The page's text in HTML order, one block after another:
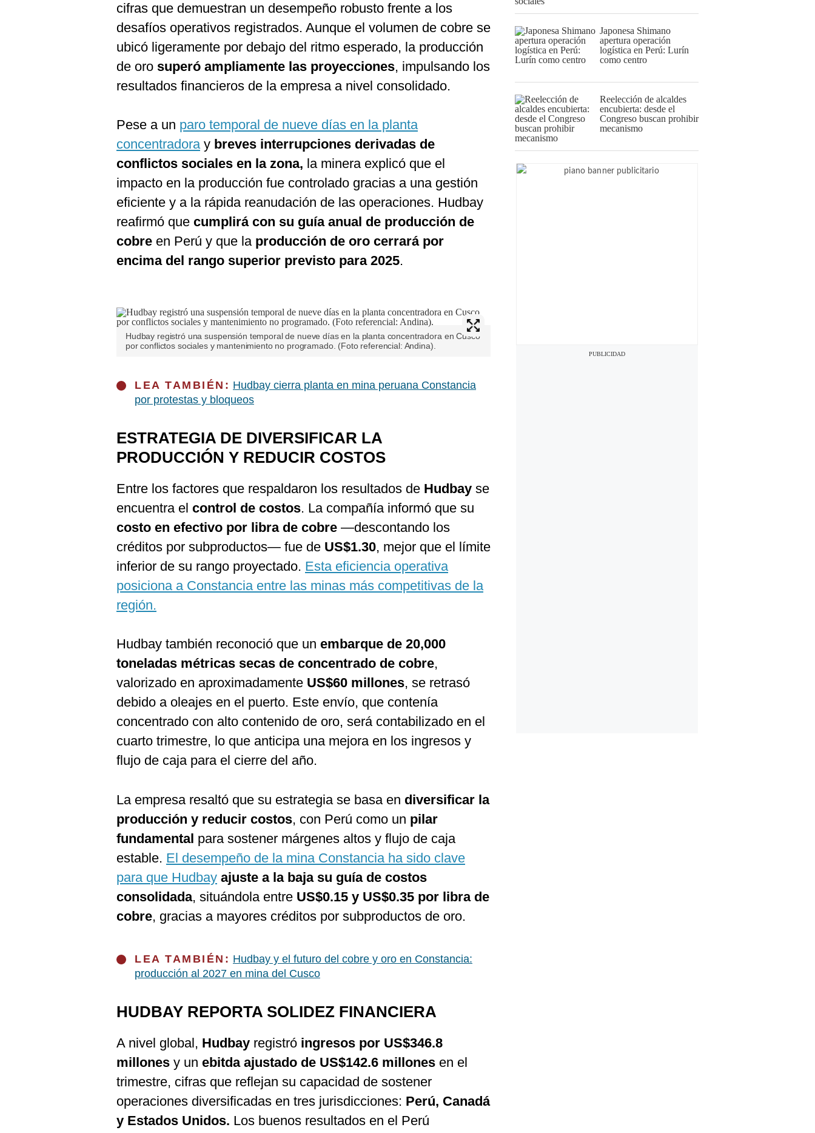
cifras que demuestran un desempeño robusto frente a los
desafíos operativos registrados. Aunque el volumen de cobre se
ubicó ligeramente por debajo del ritmo esperado, la producción
de oro superó ampliamente las proyecciones, impulsando los
resultados financieros de la empresa a nivel consolidado.
Pese a un paro temporal de nueve días en la planta
concentradoray breves interrupciones derivadas de
conflictos sociales en la zona, la minera explicó que el
impacto en la producción fue controlado gracias a una gestión
eficiente y a la rápida reanudación de las operaciones. Hudbay
reafirmó que cumplirá con su guía anual de producción de
cobre en Perú y que la producción de oro cerrará por
encima del rango superior previsto para 2025.
Hudbay registró una suspensión temporal de nueve días en la planta concentradora en Cusco
por conflictos sociales y mantenimiento no programado. (Foto referencial: Andina).
LEA TAMBIÉN: Hudbay cierra planta en mina peruana Constancia
por protestas y bloqueos
ESTRATEGIA DE DIVERSIFICAR LA
PRODUCCIÓN Y REDUCIR COSTOS
Entre los factores que respaldaron los resultados de Hudbay se
encuentra el control de costos. La compañía informó que su
costo en efectivo por libra de cobre —descontando los
créditos por subproductos— fue de US$1.30, mejor que el límite
inferior de su rango proyectado. Esta eficiencia operativa
posiciona a Constancia entre las minas más competitivas de la
región.
Hudbay también reconoció que un embarque de 20,000
toneladas métricas secas de concentrado de cobre,
valorizado en aproximadamente US$60 millones, se retrasó
debido a oleajes en el puerto. Este envío, que contenía
concentrado con alto contenido de oro, será contabilizado en el
cuarto trimestre, lo que anticipa una mejora en los ingresos y
flujo de caja para el cierre del año.
La empresa resaltó que su estrategia se basa en diversificar la
producción y reducir costos, con Perú como un pilar
fundamental para sostener márgenes altos y flujo de caja
estable. El desempeño de la mina Constancia ha sido clave
para que Hudbay ajuste a la baja su guía de costos
consolidada, situándola entre US$0.15 y US$0.35 por libra de
cobre, gracias a mayores créditos por subproductos de oro.
LEA TAMBIÉN: Hudbay y el futuro del cobre y oro en Constancia:
producción al 2027 en mina del Cusco
HUDBAY REPORTA SOLIDEZ FINANCIERA
A nivel global, Hudbay registró ingresos por US$346.8
millones y un ebitda ajustado de US$142.6 millones en el
trimestre, cifras que reflejan su capacidad de sostener
operaciones diversificadas en tres jurisdicciones: Perú, Canadá
y Estados Unidos. Los buenos resultados en el Perú
Japonesa Shimano
apertura operación
logística en Perú: Lurín
como centro
Reelección de alcaldes
encubierta: desde el
Congreso buscan prohibir
mecanismo